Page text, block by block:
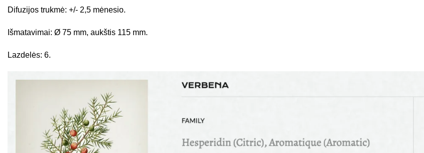
Difuzijos trukmė: +/- 2,5 mėnesio.
Išmatavimai: Ø 75 mm, aukštis 115 mm.
Lazdelės: 6.